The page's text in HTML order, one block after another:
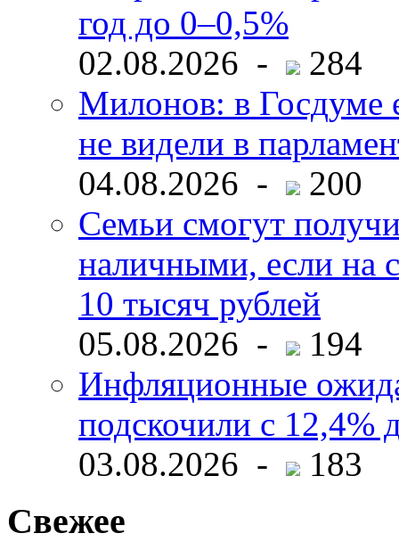
год до 0–0,5%
02.08.2026 -
284
Милонов: в Госдуме
не видели в
04.08.2026 -
200
Семьи смогут
наличными, если на
10 тысяч рублей
05.08.2026 -
194
Инфляционные
подскочили с 12,4%
03.08.2026 -
183
Свежее